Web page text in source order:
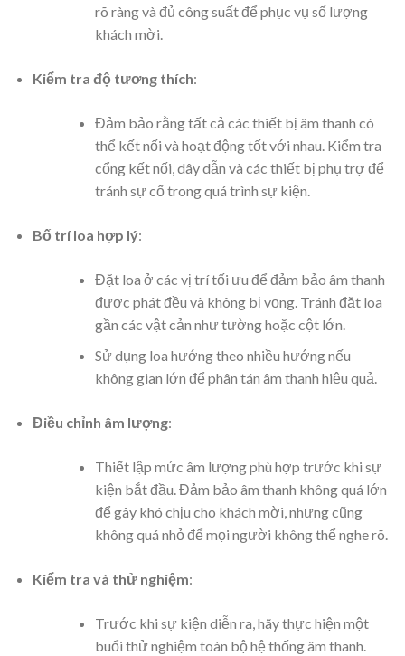
rõ ràng và đủ công suất để phục vụ số lượng
khách mời.
Kiểm tra độ tương thích:
Đảm bảo rằng tất cả các thiết bị âm thanh có
thể kết nối và hoạt động tốt với nhau. Kiểm tra
cổng kết nối, dây dẫn và các thiết bị phụ trợ để
tránh sự cố trong quá trình sự kiện.
Bố trí loa hợp lý:
Đặt loa ở các vị trí tối ưu để đảm bảo âm thanh
được phát đều và không bị vọng. Tránh đặt loa
gần các vật cản như tường hoặc cột lớn.
Sử dụng loa hướng theo nhiều hướng nếu
không gian lớn để phân tán âm thanh hiệu quả.
Điều chỉnh âm lượng:
Thiết lập mức âm lượng phù hợp trước khi sự
kiện bắt đầu. Đảm bảo âm thanh không quá lớn
để gây khó chịu cho khách mời, nhưng cũng
không quá nhỏ để mọi người không thể nghe rõ.
Kiểm tra và thử nghiệm:
Trước khi sự kiện diễn ra, hãy thực hiện một
buổi thử nghiệm toàn bộ hệ thống âm thanh.